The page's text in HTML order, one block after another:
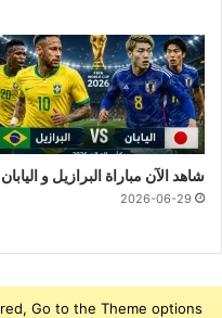
شاهد الآن مباراة البرازيل و اليابان
2026-06-29
Go to the Theme options